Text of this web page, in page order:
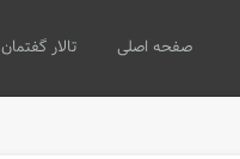
صفحه اصلی تالار گفتمان